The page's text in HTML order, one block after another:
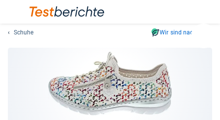
Schuhe Wir sind nachhaltig